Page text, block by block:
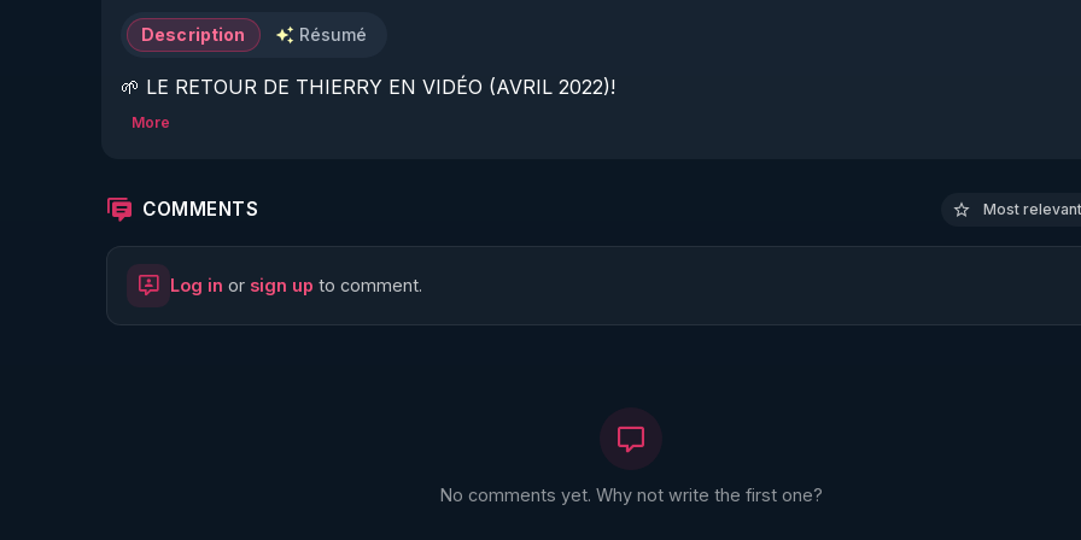
Description Résumé
🌱 LE RETOUR DE THIERRY EN VIDÉO (AVRIL 2022)!
🌱 LE MAGAZINE RÉGÉNÈRE
http://rgnr.li/ymag
More
COMMENTS Most
Log in or sign up to comment.
No comments yet. Why not write the first one?